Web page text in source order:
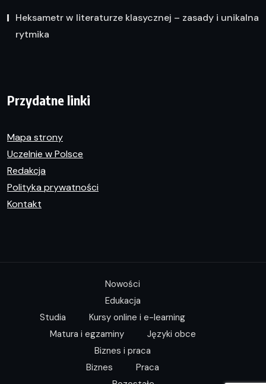
Heksametr w literaturze klasycznej – zasady i unikalna
rytmika
Przydatne linki
Mapa strony
Uczelnie w Polsce
Redakcja
Polityka prywatności
Kontakt
Nowości
Edukacja
Studia
Kursy online i e-learning
Matura i egzaminy
Języki obce
Biznes i praca
Biznes
Praca